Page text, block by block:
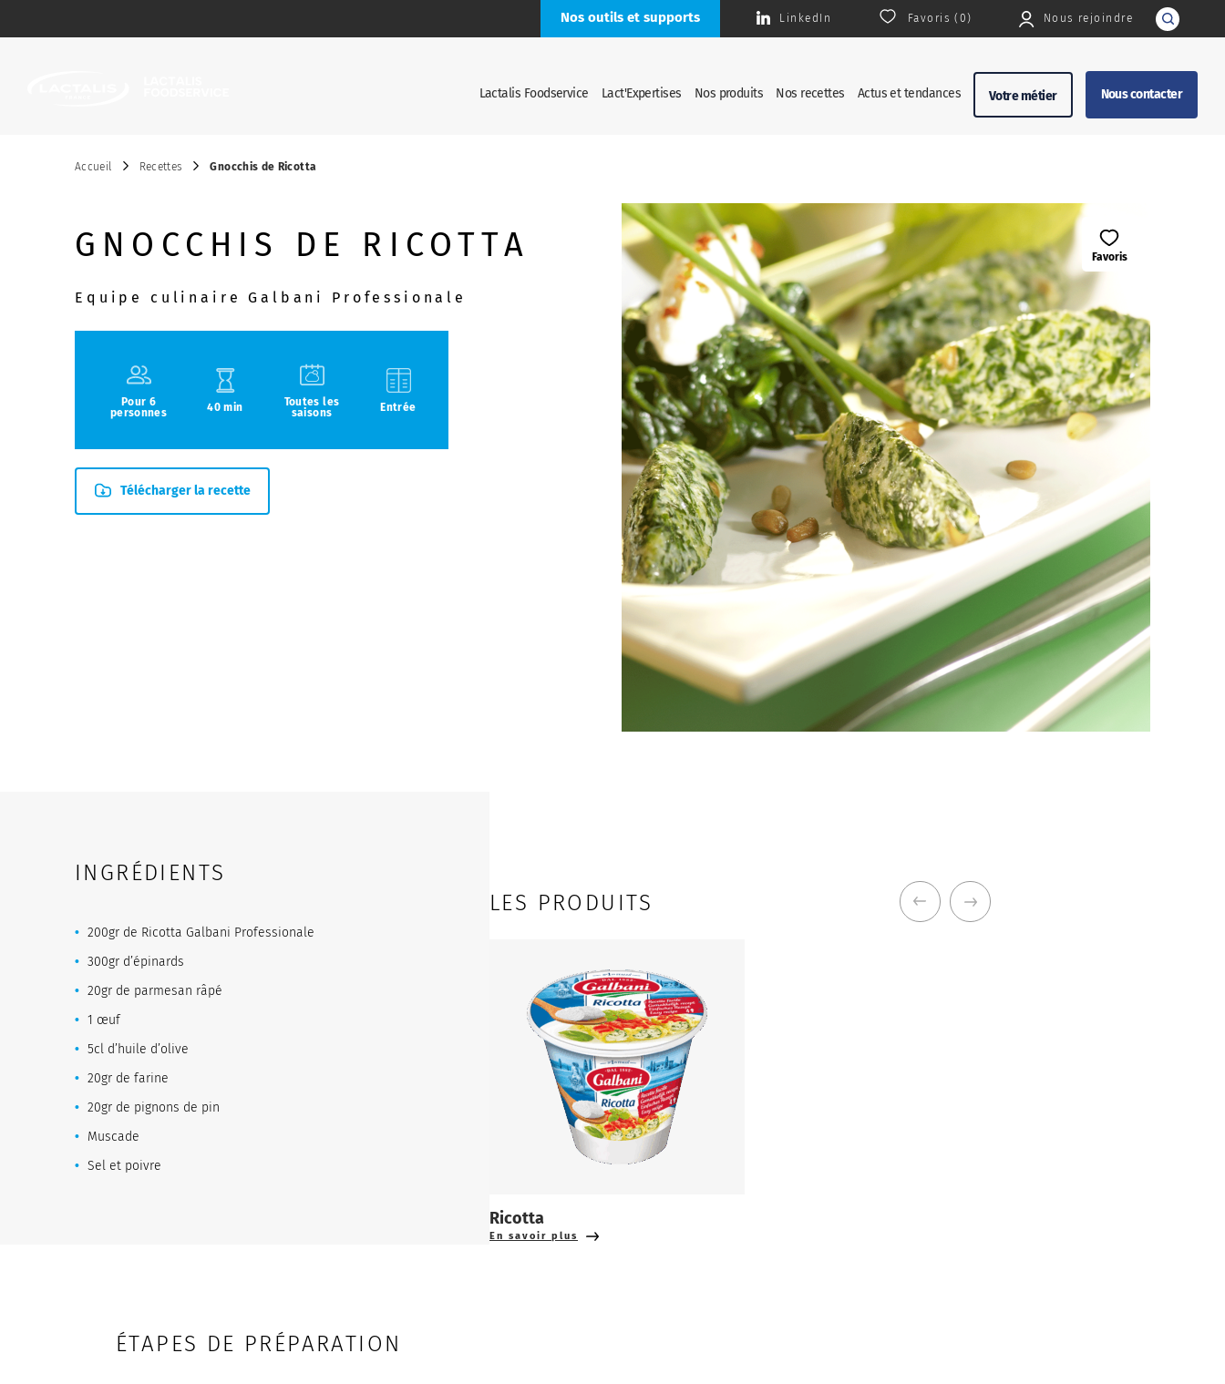
Nos outils et supports LinkedIn Favoris ( 0 ) Nous rejoindre
Lactalis Foodservice Lact'Expertises Nos produits Nos recettes Actus et tendances Votre métier Nous contacter
Accueil Recettes Gnocchis de Ricotta
GNOCCHIS DE RICOTTA
Equipe culinaire Galbani Professionale
Pour 6
personnes
40 min
Toutes les
saisons
Entrée
Télécharger la recette
Favoris
INGRÉDIENTS
200gr de Ricotta Galbani Professionale
300gr d’épinards
20gr de parmesan râpé
1 œuf
5cl d’huile d’olive
20gr de farine
20gr de pignons de pin
Muscade
Sel et poivre
LES PRODUITS
Ricotta
En savoir plus
ÉTAPES DE PRÉPARATION